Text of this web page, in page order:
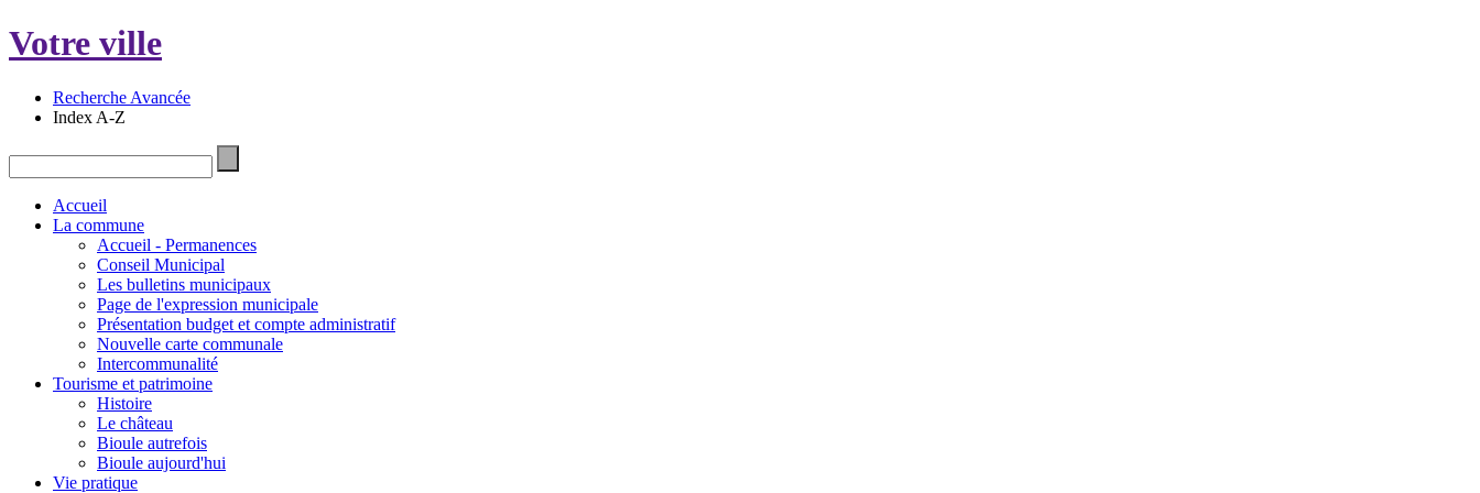
Votre ville
Recherche Avancée
Index A-Z
Accueil
La commune
Accueil - Permanences
Conseil Municipal
Les bulletins municipaux
Page de l'expression municipale
Présentation budget et compte administratif
Nouvelle carte communale
Intercommunalité
Tourisme et patrimoine
Histoire
Le château
Bioule autrefois
Bioule aujourd'hui
Vie pratique